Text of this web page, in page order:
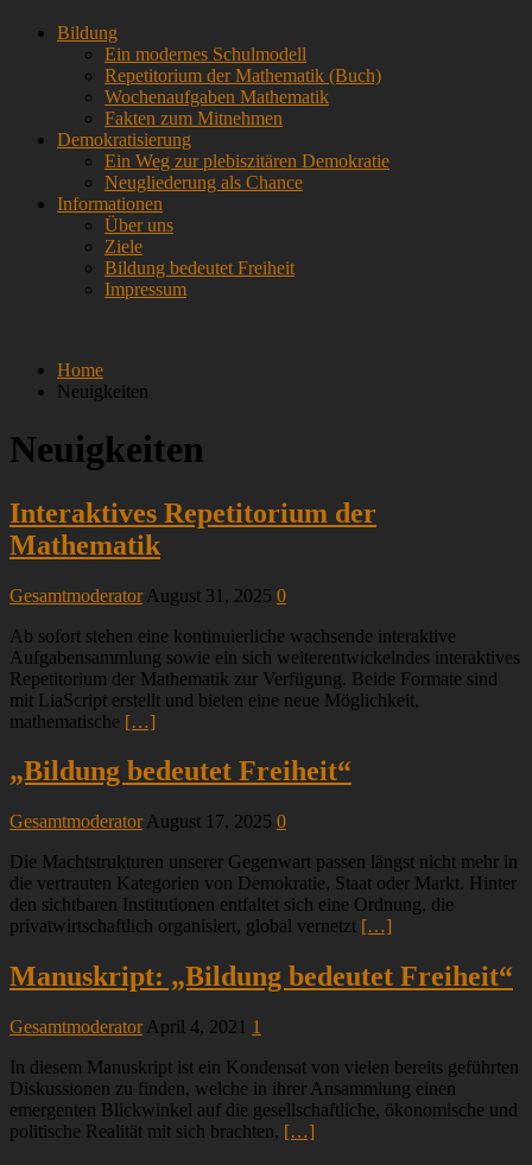
Skip
Menü
Bildung
Ein modernes Schulmodell
Repetitorium der Mathematik (Buch)
Wochenaufgaben Mathematik
Fakten zum Mitnehmen
Demokratisierung
Ein Weg zur plebiszitären Demokratie
Neugliederung als Chance
Informationen
Über uns
Ziele
Bildung bedeutet Freiheit
Impressum
Home
Neuigkeiten
Neuigkeiten
Interaktives Repetitorium der
Mathematik
Gesamtmoderator August 31, 2025 0
Ab sofort stehen eine kontinuierliche wachsende interaktive
Aufgabensammlung sowie ein sich weiterentwickelndes interaktives
Repetitorium der Mathematik zur Verfügung. Beide Formate sind
mit LiaScript erstellt und bieten eine neue Möglichkeit,
mathematische […]
„Bildung bedeutet Freiheit“
Gesamtmoderator August 17, 2025 0
Die Machtstrukturen unserer Gegenwart passen längst nicht mehr in
die vertrauten Kategorien von Demokratie, Staat oder Markt. Hinter
den sichtbaren Institutionen entfaltet sich eine Ordnung, die
privatwirtschaftlich organisiert, global vernetzt […]
Manuskript: „Bildung bedeutet Freiheit“
Gesamtmoderator April 4, 2021 1
In diesem Manuskript ist ein Kondensat von vielen bereits geführten
Diskussionen zu finden, welche in ihrer Ansammlung einen
emergenten Blickwinkel auf die gesellschaftliche, ökonomische und
politische Realität mit sich brachten, […]